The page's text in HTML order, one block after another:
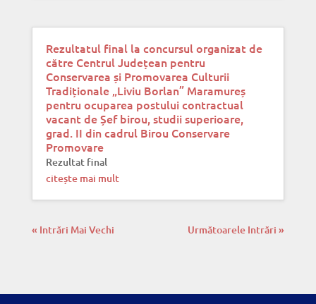
Rezultatul final la concursul organizat de
către Centrul Județean pentru
Conservarea și Promovarea Culturii
Tradiționale „Liviu Borlan” Maramureș
pentru ocuparea postului contractual
vacant de Șef birou, studii superioare,
grad. II din cadrul Birou Conservare
Promovare
Rezultat final
citește mai mult
« Intrări Mai Vechi Următoarele Intrări »